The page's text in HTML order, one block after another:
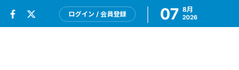
ログイン / 会員登録 07 8月
2026